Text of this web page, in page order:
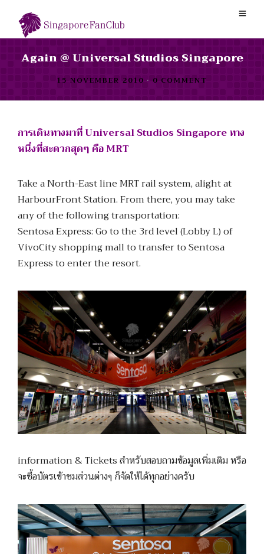
Again @ Universal Studios Singapore
15 NOVEMBER 2010 • 0 COMMENT
การเดินทางมาที่ Universal Studios Singapore ทาง
หนึ่งที่สะดวกสุดๆ คือ MRT
Take a North-East line MRT rail system, alight at
HarbourFront Station. From there, you may take
any of the following transportation:
Sentosa Express: Go to the 3rd level (Lobby L) of
VivoCity shopping mall to transfer to Sentosa
Express to enter the resort.
information & Tickets สำหรับสอบถามข้อมูลเพิ่มเติม หรือ
จะซื้อบัตรเข้าชมส่วนต่างๆ ก็จัดให้ได้ทุกอย่างครับ